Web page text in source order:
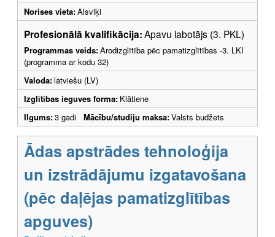
Norises vieta:Alsviķi
Profesionālā kvalifikācija:Apavu labotājs (3. PKL)
Programmas veids:Arodizglītība pēc pamatizglītības -3. LKI
(programma ar kodu 32)
Valoda:latviešu (LV)
Izglītības ieguves forma: Klātiene
Ilgums:3 gadi Mācību/studiju maksa:Valsts budžets
Ādas apstrādes tehnoloģija
un izstrādājumu izgatavošana
(pēc daļējas pamatizglītības
apguves)